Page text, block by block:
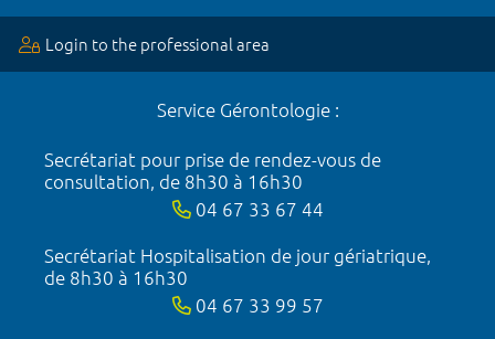
Login to the professional area
Service Gérontologie :
Secrétariat pour prise de rendez-vous de
consultation, de 8h30 à 16h30
04 67 33 67 44
Secrétariat Hospitalisation de jour gériatrique,
de 8h30 à 16h30
04 67 33 99 57